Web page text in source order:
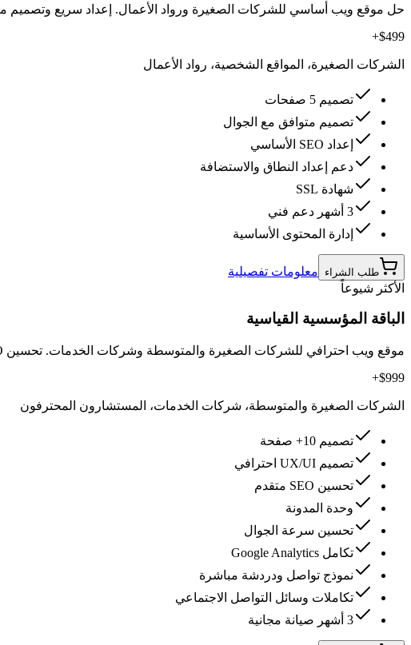
حل موقع ويب أساسي للشركات الصغيرة ورواد الأعمال. إعداد سريع وتصميم
$499+
الشركات الصغيرة، المواقع الشخصية، رواد الأعمال
تصميم 5 صفحات
تصميم متوافق مع الجوال
إعداد SEO الأساسي
دعم إعداد النطاق والاستضافة
شهادة SSL
3 أشهر دعم فني
إدارة المحتوى الأساسية
طلب الشراء
معلومات تفصيلية
الأكثر شيوعاً
الباقة المؤسسية القياسية
موقع ويب احترافي للشركات الصغيرة والمتوسطة وشركات الخدمات. تحسين SEO ووحدة مدونة وميزات متقدمة.
$999+
الشركات الصغيرة والمتوسطة، شركات الخدمات، المستشارون المحترفون
تصميم 10+ صفحة
تصميم UX/UI احترافي
تحسين SEO متقدم
وحدة المدونة
تحسين سرعة الجوال
تكامل Google Analytics
نموذج تواصل ودردشة مباشرة
تكاملات وسائل التواصل الاجتماعي
3 أشهر صيانة مجانية